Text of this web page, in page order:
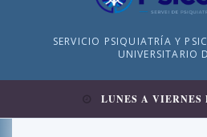
SERVICIO PSIQUIATRÍA Y
UNIVERSITARIO
LUNES A VIERNES